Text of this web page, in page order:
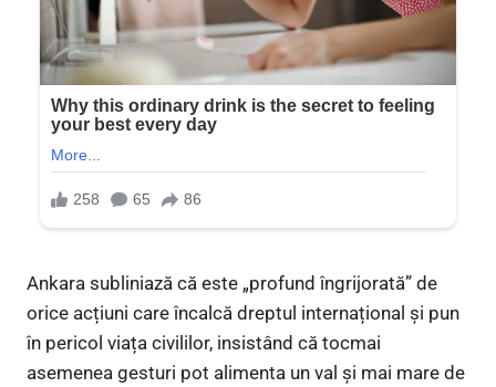
Ankara subliniază că este „profund îngrijorată” de
orice acțiuni care încalcă dreptul internațional și pun
în pericol viața civililor, insistând că tocmai
asemenea gesturi pot alimenta un val și mai mare de